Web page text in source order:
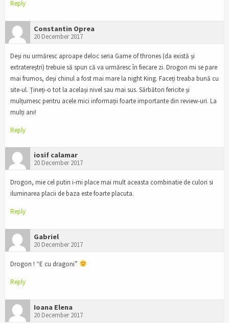
Reply
Constantin Oprea
20 December 2017
Deși nu urmăresc aproape deloc seria Game of thrones (da există și
extratereștri) trebuie să spun că va urmăresc în fiecare zi. Drogon mi se pare
mai frumos, deși chinul a fost mai mare la night King. Faceți treaba bună cu
site-ul. Țineți-o tot la același nivel sau mai sus. Sărbători fericite și
mulțumesc pentru acele mici informații foarte importante din review-uri. La
mulți ani!
Reply
iosif calamar
20 December 2017
Drogon, mie cel putin i-mi place mai mult aceasta combinatie de culori si
iluminarea placii de baza este foarte placuta.
Reply
Gabriel
20 December 2017
Drogon ! “E cu dragoni”
Reply
Ioana Elena
20 December 2017